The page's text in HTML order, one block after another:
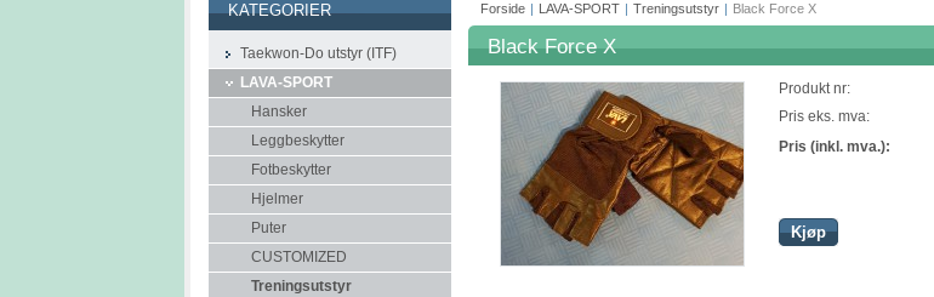
Forside | LAVA-SPORT | Treningsutstyr | Black Force X
Black Force X
Produkt nr:
Pris eks. mva:
Pris (inkl. mva.):
Kjøp
KATEGORIER
Taekwon-Do utstyr (ITF)
LAVA-SPORT
Hansker
Leggbeskytter
Fotbeskytter
Hjelmer
Puter
CUSTOMIZED
Treningsutstyr